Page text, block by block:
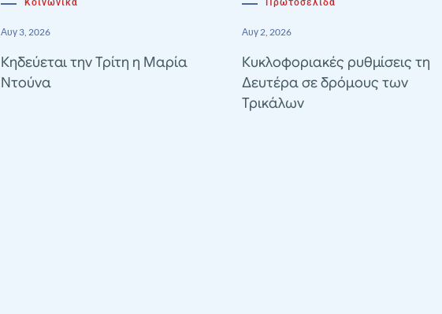
Κοινωνικά
Αυγ 3, 2026
Κηδεύεται την Τρίτη η Μαρία
Ντούνα
Πρωτοσέλιδα
Αυγ 2, 2026
Κυκλοφοριακές ρυθμίσεις τη
Δευτέρα σε δρόμους των
Τρικάλων